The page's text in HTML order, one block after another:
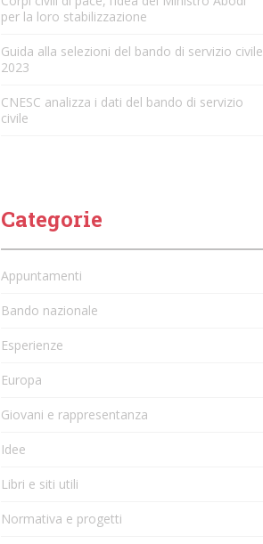
per la loro stabilizzazione
Guida alla selezioni del bando di servizio civile
2023
CNESC analizza i dati del bando di servizio
civile
Categorie
Appuntamenti
Bando nazionale
Esperienze
Europa
Giovani e rappresentanza
Idee
Libri e siti utili
Normativa e progetti